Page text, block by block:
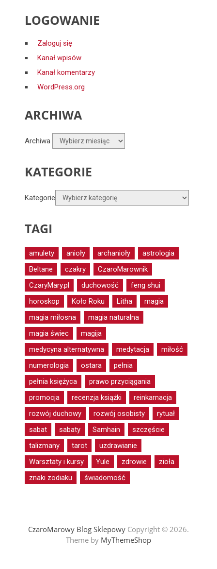
LOGOWANIE
Zaloguj się
Kanał wpisów
Kanał komentarzy
WordPress.org
ARCHIWA
Archiwa
KATEGORIE
Kategorie
TAGI
amulety anioły archanioły
astrologia
Beltane
czakry
CzaroMarownik
CzaryMary.pl
duchowość
feng shui
horoskop
Koło Roku Litha
magia
magia miłosna
magia naturalna
magia świec
magija
medycyna alternatywna
medytacja
miłość
numerologia
ostara
pełnia
pełnia księżyca
prawo przyciągania
promocja
recenzja książki
reinkarnacja
rozwój duchowy
rozwój osobisty
rytuał
sabat
sabaty Samhain
szczęście
talizmany
tarot
uzdrawianie
Warsztaty i kursy
Yule zdrowie
zioła
znaki zodiaku
świadomość
CzaroMarowy Blog SklepowyCopyright © 2026.
Theme by MyThemeShop